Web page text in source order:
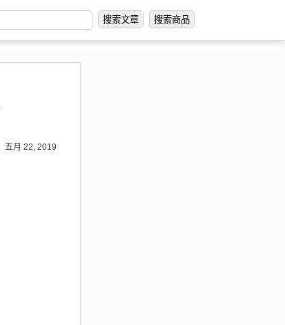
搜索文章 搜索商品
五月 22, 2019